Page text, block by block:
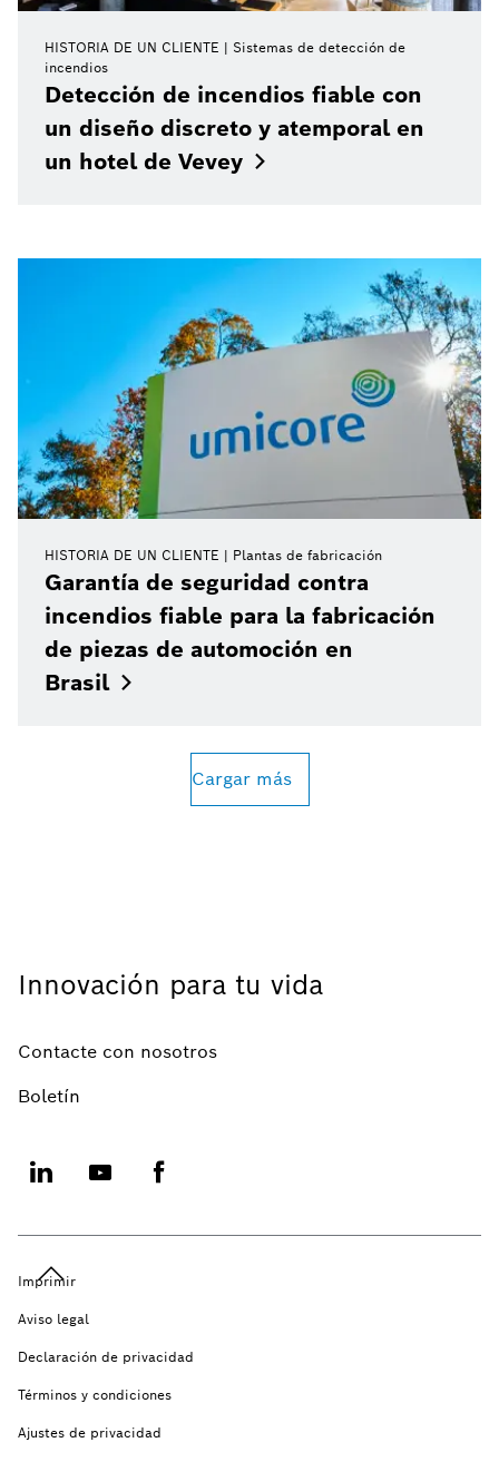
HISTORIA DE UN CLIENTE
Sistemas de detección de
incendios
Detección de incendios fiable con
un diseño discreto y atemporal en
un hotel de Vevey
HISTORIA DE UN CLIENTE Plantas de fabricación
Garantía de seguridad contra
incendios fiable para la fabricación
de piezas de automoción en
Brasil
Cargar más
Innovación para tu vida
Contacte con nosotros
Boletín
Imprimir
Aviso legal
Declaración de privacidad
Términos y condiciones
Ajustes de privacidad